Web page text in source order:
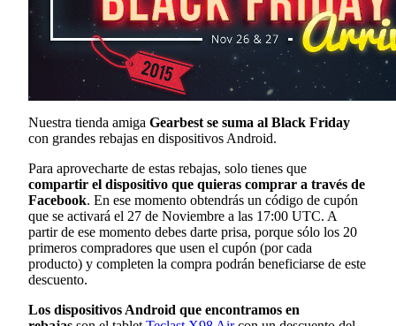
Nuestra tienda amiga Gearbest se suma al Black Friday
con grandes rebajas en dispositivos Android.
Para aprovecharte de estas rebajas, solo tienes que
compartir el dispositivo que quieras comprar a través de
Facebook. En ese momento obtendrás un código de cupón
que se activará el 27 de Noviembre a las 17:00 UTC. A
partir de ese momento debes darte prisa, porque sólo los 20
primeros compradores que usen el cupón (por cada
producto) y completen la compra podrán beneficiarse de este
descuento.
Los dispositivos Android que encontramos en